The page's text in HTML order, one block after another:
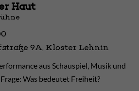
Haut
9A, Kloster Lehnin
aus Schauspiel, Musik und
Was bedeutet Freiheit?